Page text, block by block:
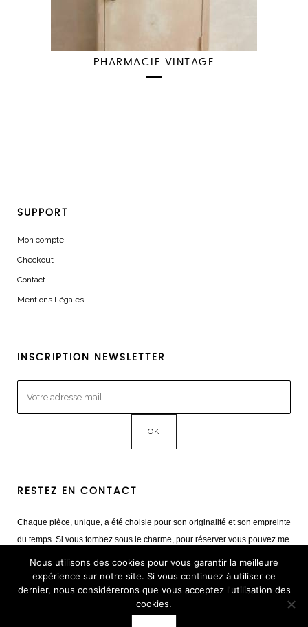
PHARMACIE VINTAGE
SUPPORT
Mon compte
Checkout
Contact
Mentions Légales
INSCRIPTION NEWSLETTER
RESTEZ EN CONTACT
Chaque pièce, unique, a été choisie pour son originalité et son empreinte
du temps. Si vous tombez sous le charme, pour réserver vous pouvez me
contacter
Mail :giulia@cestvintage.com
Tél : +33(0) 6 22 65 93 17
Nous utilisons des cookies pour vous garantir la meilleure
expérience sur notre site. Si vous continuez à utiliser ce
dernier, nous considérerons que vous acceptez l'utilisation des
cookies.